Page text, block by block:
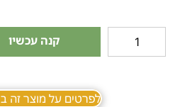
קנה עכשיו
לפרטים על מוצר זה ב WhatsApp